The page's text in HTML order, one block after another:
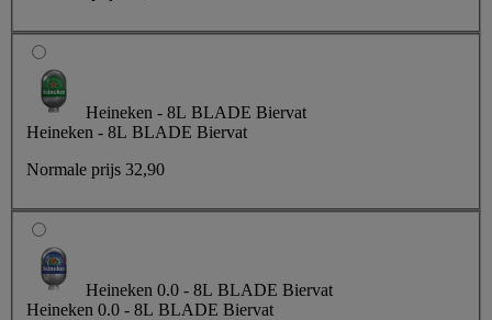
Heineken - 8L BLADE Biervat
Heineken - 8L BLADE Biervat
Normale prijs 32,90
Heineken 0.0 - 8L BLADE Biervat
Heineken 0.0 - 8L BLADE Biervat